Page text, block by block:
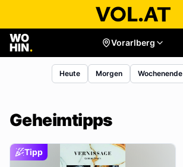
Vorarlberg
Heute Morgen Wochenende
Geheimtipps
Tipp